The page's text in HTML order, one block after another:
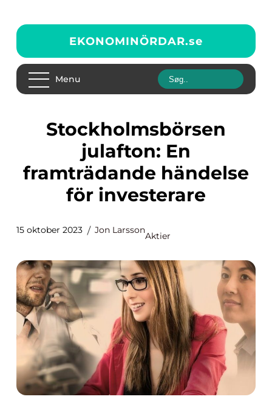
EKONOMINÖRDAR.se
Menu
Stockholmsbörsen
julafton: En
framträdande händelse
för investerare
15 oktober 2023 Jon Larsson
Aktier